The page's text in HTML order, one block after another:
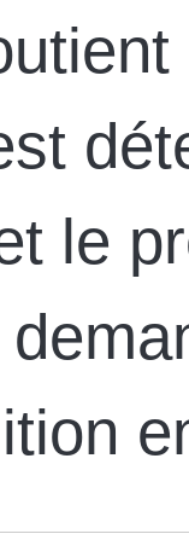
le